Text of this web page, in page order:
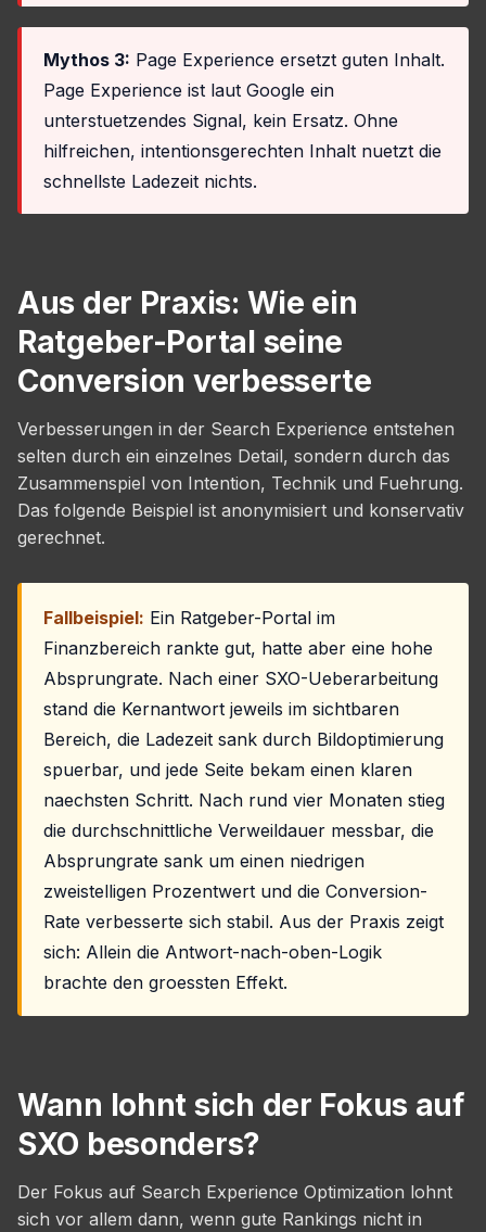
Mythos 3: Page Experience ersetzt guten Inhalt.
Page Experience ist laut Google ein
unterstuetzendes Signal, kein Ersatz. Ohne
hilfreichen, intentionsgerechten Inhalt nuetzt die
schnellste Ladezeit nichts.
Aus der Praxis: Wie ein
Ratgeber-Portal seine
Conversion verbesserte
Verbesserungen in der Search Experience entstehen
selten durch ein einzelnes Detail, sondern durch das
Zusammenspiel von Intention, Technik und Fuehrung.
Das folgende Beispiel ist anonymisiert und konservativ
gerechnet.
Fallbeispiel: Ein Ratgeber-Portal im
Finanzbereich rankte gut, hatte aber eine hohe
Absprungrate. Nach einer SXO-Ueberarbeitung
stand die Kernantwort jeweils im sichtbaren
Bereich, die Ladezeit sank durch Bildoptimierung
spuerbar, und jede Seite bekam einen klaren
naechsten Schritt. Nach rund vier Monaten stieg
die durchschnittliche Verweildauer messbar, die
Absprungrate sank um einen niedrigen
zweistelligen Prozentwert und die Conversion-
Rate verbesserte sich stabil. Aus der Praxis zeigt
sich: Allein die Antwort-nach-oben-Logik
brachte den groessten Effekt.
Wann lohnt sich der Fokus auf
SXO besonders?
Der Fokus auf Search Experience Optimization lohnt
sich vor allem dann, wenn gute Rankings nicht in